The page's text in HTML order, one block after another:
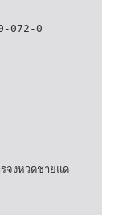
072-0
จงหวดชายแด